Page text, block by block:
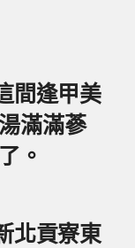
間逢甲美
滿滿蔘
。
北貢寮東